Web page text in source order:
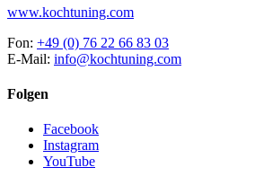
www.kochtuning.com
Fon: +49 (0) 76 22 66 83 03
E-Mail: info@kochtuning.com
Folgen
Facebook
Instagram
YouTube